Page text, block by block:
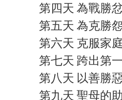
第四天 為戰勝
第五天 為克勝
第六天 克服家
第七天 跨出第
第八天 以善勝
第九天 聖母的